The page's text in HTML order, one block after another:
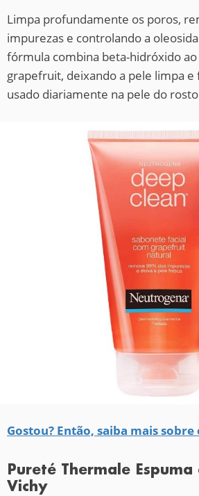
Limpa profundamente os poros,
impurezas e controlando a
fórmula combina beta-hidróxido
grapefruit, deixando a pele limpa e
usado diariamente na pele do
Gostou? Então, saiba mais
Pureté Thermale
Vichy